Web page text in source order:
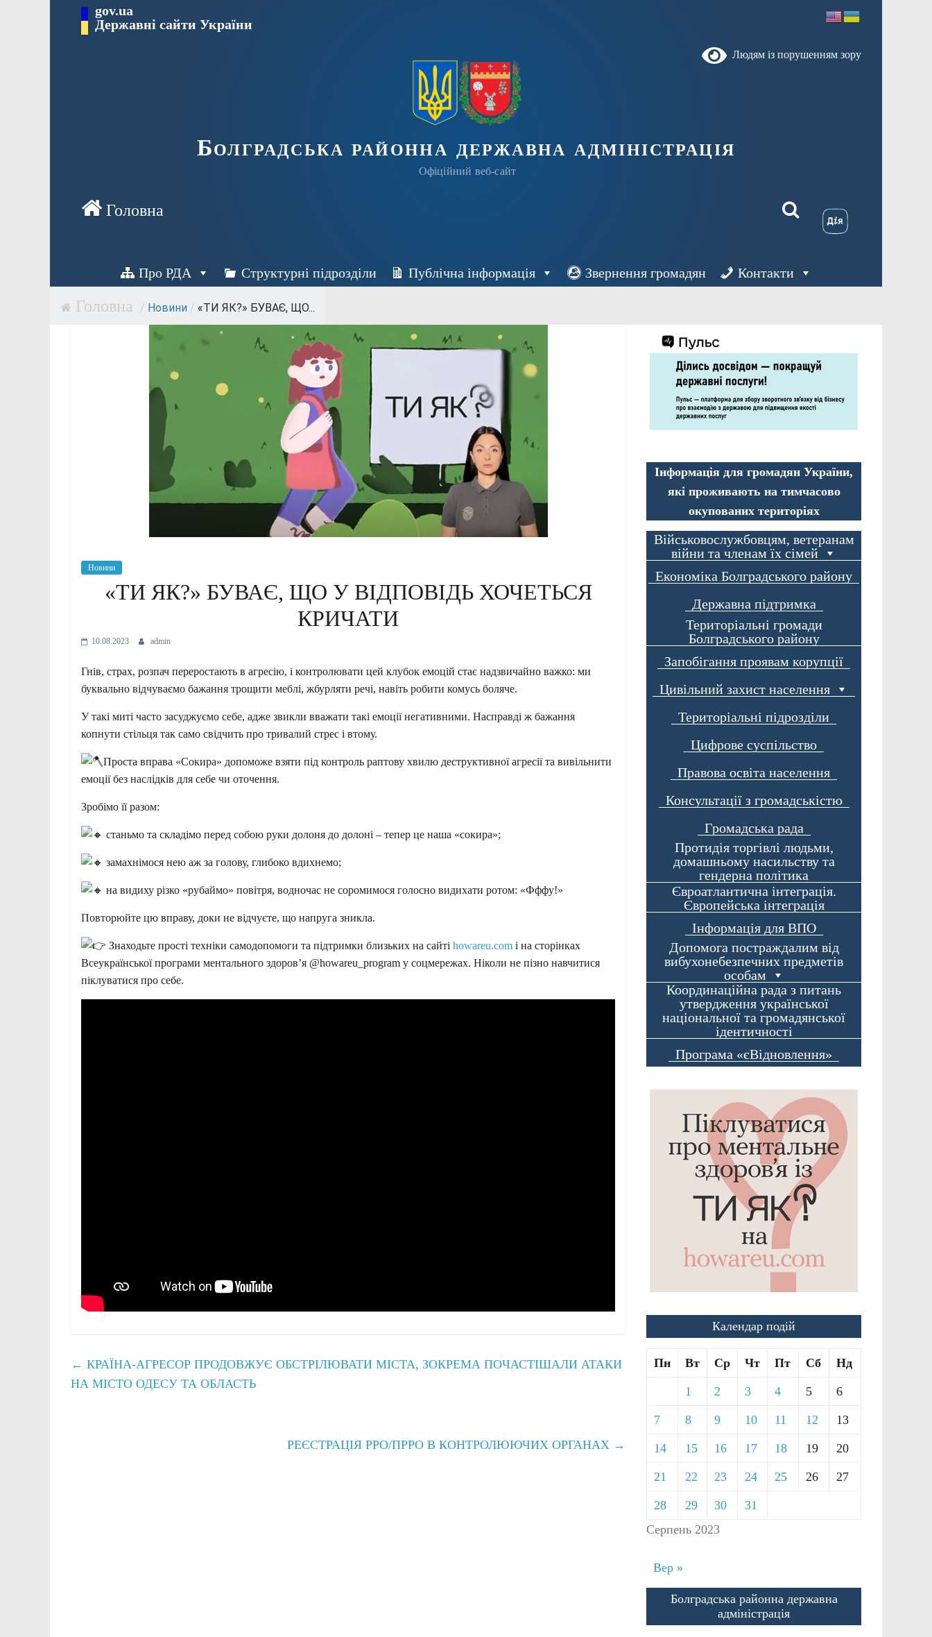
Перейти gov.ua
Державні сайти України
Людям із порушенням зору
Болградська районна державна адміністрація
Офіційний веб-сайт
Про РДА Структурні підрозділи Публічна інформація Звернення громадян Контакти
/ Новини / «ТИ ЯК?» БУВАЄ, ЩО...
Новини
«ТИ ЯК?» БУВАЄ, ЩО У ВІДПОВІДЬ ХОЧЕТЬСЯ
КРИЧАТИ
10.08.2023 admin
Гнів, страх, розпач переростають в агресію, і контролювати цей клубок емоцій стає надзвичайно важко: ми
буквально відчуваємо бажання трощити меблі, жбурляти речі, навіть робити комусь боляче.
У такі миті часто засуджуємо себе, адже звикли вважати такі емоції негативними. Насправді ж бажання
копнути стільця так само свідчить про тривалий стрес і втому.
Проста вправа «Сокира» допоможе взяти під контроль раптову хвилю деструктивної агресії та вивільнити
емоції без наслідків для себе чи оточення.
Зробімо її разом:
станьмо та складімо перед собою руки долоня до долоні – тепер це наша «сокира»;
замахнімося нею аж за голову, глибоко вдихнемо;
на видиху різко «рубаймо» повітря, водночас не соромимося голосно видихати ротом: «Фффу!»
Повторюйте цю вправу, доки не відчуєте, що напруга зникла.
Знаходьте прості техніки самодопомоги та підтримки близьких на сайті howareu.com і на сторінках
Всеукраїнської програми ментального здоров’я @howareu_program у соцмережах. Ніколи не пізно навчитися
піклуватися про себе.
← КРАЇНА-АГРЕСОР ПРОДОВЖУЄ ОБСТРІЛЮВАТИ МІСТА, ЗОКРЕМА ПОЧАСТІШАЛИ АТАКИ
НА МІСТО ОДЕСУ ТА ОБЛАСТЬ
РЕЄСТРАЦІЯ РРО/ПРРО В КОНТРОЛЮЮЧИХ ОРГАНАХ →
Інформація для громадян України,
які проживають на тимчасово
окупованих територіях
Військовослужбовцям, ветеранам
війни та членам їх сімей
Економіка Болградського району
Державна підтримка
Територіальні громади
Болградського району
Запобігання проявам корупції
Цивільний захист населення
Територіальні підрозділи
Цифрове суспільство
Правова освіта населення
Консультації з громадськістю
Громадська рада
Протидія торгівлі людьми,
домашньому насильству та
гендерна політика
Євроатлантична інтеграція.
Європейська інтеграція
Інформація для ВПО
Допомога постраждалим від
вибухонебезпечних предметів
особам
Координаційна рада з питань
утвердження української
національної та громадянської
ідентичності
Програма «єВідновлення»
Календар подій
Серпень 2023
Пн Вт Ср Чт Пт Сб Нд
1 2 3 4 5 6
7 8 9 10 11 12 13
14 15 16 17 18 19 20
21 22 23 24 25 26 27
28 29 30 31
Вер »
Болградська районна державна
адміністрація